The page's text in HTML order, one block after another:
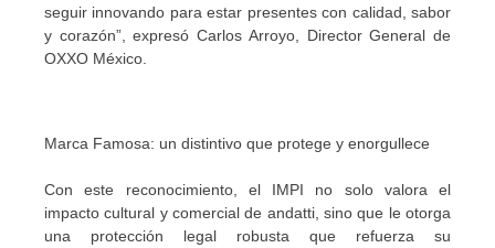
seguir innovando para estar presentes con calidad, sabor
y corazón”, expresó Carlos Arroyo, Director General de
OXXO México.
Marca Famosa: un distintivo que protege y enorgullece
Con este reconocimiento, el IMPI no solo valora el
impacto cultural y comercial de andatti, sino que le otorga
una protección legal robusta que refuerza su